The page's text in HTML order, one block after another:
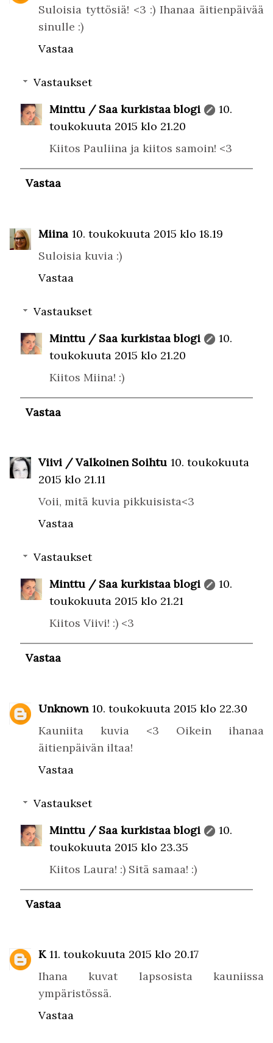
Suloisia tyttösiä! <3 :) Ihanaa äitienpäivää
sinulle :)
Vastaa
Vastaukset
Minttu / Saa kurkistaa blogi
10.
toukokuuta 2015 klo 21.20
Kiitos Pauliina ja kiitos samoin! <3
Vastaa
Miina 10. toukokuuta 2015 klo 18.19
Suloisia kuvia :)
Vastaa
Vastaukset
Minttu / Saa kurkistaa blogi
10.
toukokuuta 2015 klo 21.20
Kiitos Miina! :)
Vastaa
Viivi / Valkoinen Soihtu 10. toukokuuta
2015 klo 21.11
Voii, mitä kuvia pikkuisista<3
Vastaa
Vastaukset
Minttu / Saa kurkistaa blogi
10.
toukokuuta 2015 klo 21.21
Kiitos Viivi! :) <3
Vastaa
Unknown 10. toukokuuta 2015 klo 22.30
Kauniita kuvia <3 Oikein ihanaa
äitienpäivän iltaa!
Vastaa
Vastaukset
Minttu / Saa kurkistaa blogi
10.
toukokuuta 2015 klo 23.35
Kiitos Laura! :) Sitä samaa! :)
Vastaa
K 11. toukokuuta 2015 klo 20.17
Ihana kuvat lapsosista kauniissa
ympäristössä.
Vastaa